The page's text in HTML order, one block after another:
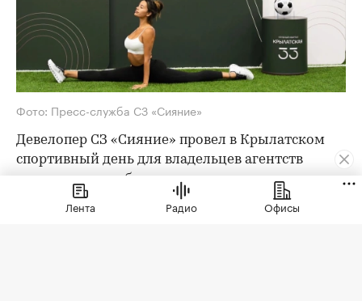
Фото: Пресс-служба СЗ «Сияние»
Девелопер СЗ «Сияние» провел в Крылатском
спортивный день для владельцев агентств
недвижимости, брокеров премиального
сегмента, блогеров и лидеров мнений отрасли.
Мероприятие состоялось в Paris Saint-Germain
Лента Радио Офисы